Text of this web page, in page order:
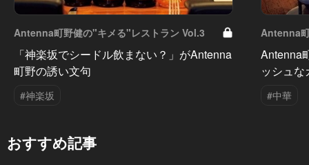
Antenna町野健の"キメる"レストラン Vol.3
「神楽坂でシードル飲まない？」がAntenna
町野の誘い文句
#神楽坂
Antenna
Antenna
ッシュ
#中華
おすすめ記事